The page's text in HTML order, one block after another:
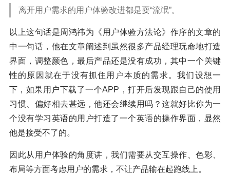
离开用户需求的用户体验改进都是耍“流氓”。
以上这句话是周鸿祎为《用户体验方法论》作序的文章的
中一句话，他在文章阐述到虽然很多产品经理玩命地打造
界面，调整颜色，最后产品还是没有成功，其中一个关键
性的原因就在于没有抓住用户本质的需求。我们设想一
下，如果用户下载了一个APP，打开后发现跟自己的使用
习惯、偏好相去甚远，他还会继续用吗？这就好比你为一
个没有学习英语的用户打造了一个英语的操作界面，显然
他是接受不了的。
因此从用户体验的角度讲，我们需要从交互操作、色彩、
布局等方面考虑用户的需求，不让产品输在起跑线上。